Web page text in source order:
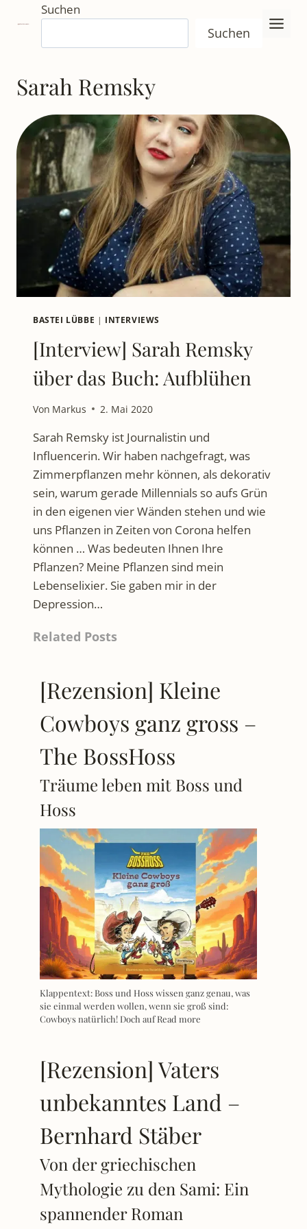
Inhalt
springen
Suchen
Suchen
Sarah Remsky
BASTEI LÜBBE | INTERVIEWS
[Interview] Sarah Remsky
über das Buch: Aufblühen
Von Markus 2. Mai 2020
Sarah Remsky ist Journalistin und
Influencerin. Wir haben nachgefragt, was
Zimmerpflanzen mehr können, als dekorativ
sein, warum gerade Millennials so aufs Grün
in den eigenen vier Wänden stehen und wie
uns Pflanzen in Zeiten von Corona helfen
können … Was bedeuten Ihnen Ihre
Pflanzen? Meine Pflanzen sind mein
Lebenselixier. Sie gaben mir in der
Depression…
Related Posts
[Rezension] Kleine
Cowboys ganz gross –
The BossHoss
Träume leben mit Boss und
Hoss
Klappentext: Boss und Hoss wissen ganz genau, was
sie einmal werden wollen, wenn sie groß sind:
Cowboys natürlich! Doch aufRead more
[Rezension] Vaters
unbekanntes Land –
Bernhard Stäber
Von der griechischen
Mythologie zu den Sami: Ein
spannender Roman